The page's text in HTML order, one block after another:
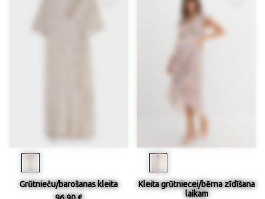
Grūtnieču/barošanas kleita
Kleita grūtniecei/bērna zīdīšana
laikam